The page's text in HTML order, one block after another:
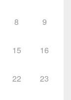
8 9
15 16
22 23